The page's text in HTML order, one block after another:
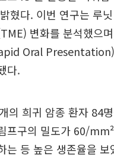
혔다. 이번 연구는 루
변화를 분석했으
Oral
다.
의 희귀 암종 환자 84
프구의 밀도가 60/
는 등 높은 생존율을